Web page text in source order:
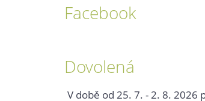
Facebook
Dovolená
V době od 25. 7. - 2. 8. 2026